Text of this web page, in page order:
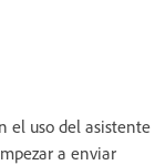
el uso del asistente
a enviar